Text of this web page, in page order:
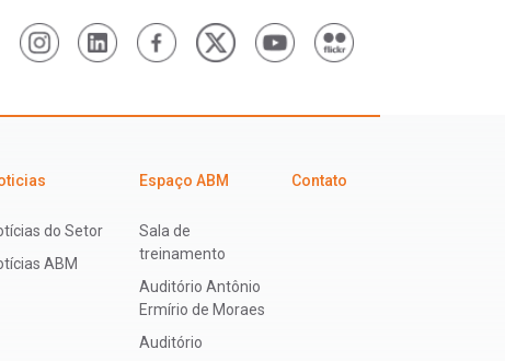
do Setor
ABM
Espaço ABM
Sala de
treinamento
Auditório Antônio
Ermírio de Moraes
Auditório
Contato